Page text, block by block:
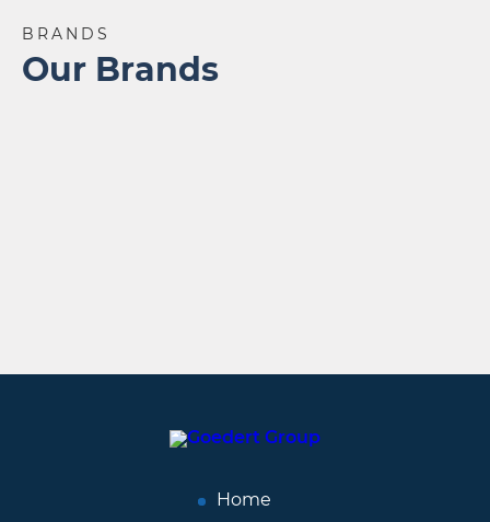
BRANDS
Our Brands
Home